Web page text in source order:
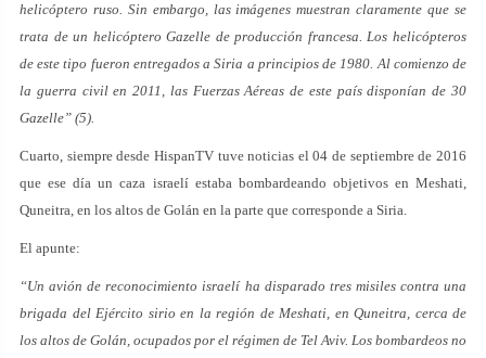
helicóptero ruso. Sin embargo, las imágenes muestran claramente que se
trata de un helicóptero Gazelle de producción francesa. Los helicópteros
de este tipo fueron entregados a Siria a principios de 1980. Al comienzo de
la guerra civil en 2011, las Fuerzas Aéreas de este país disponían de 30
Gazelle” (5).
Cuarto, siempre desde HispanTV tuve noticias el 04 de septiembre de 2016
que ese día un caza israelí estaba bombardeando objetivos en Meshati,
Quneitra, en los altos de Golán en la parte que corresponde a Siria.
El apunte:
“Un avión de reconocimiento israelí ha disparado tres misiles contra una
brigada del Ejército sirio en la región de Meshati, en Quneitra, cerca de
los altos de Golán, ocupados por el régimen de Tel Aviv. Los bombardeos no